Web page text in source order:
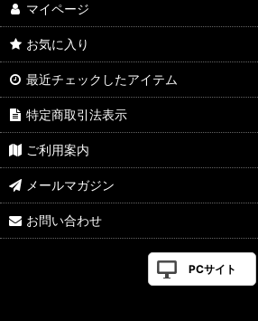
マイページ
お気に入り
最近チェックしたアイテム
特定商取引法表示
ご利用案内
メールマガジン
お問い合わせ
PCサイト